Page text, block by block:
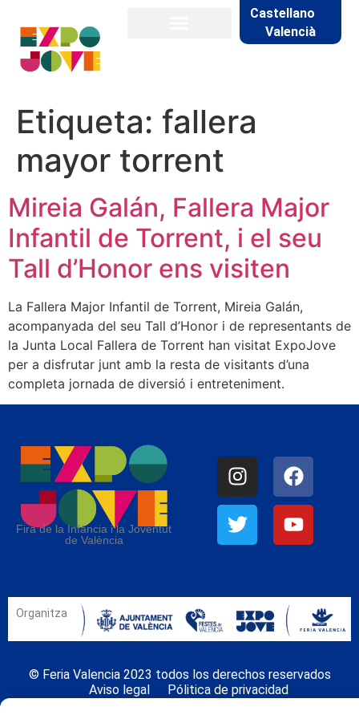
Castellano
Valencià
Etiqueta: fallera
mayor torrent
Mireia Galán, Fallera Major
Infantil de Torrent, i el seu
Tall d’Honor ens visiten
La Fallera Major Infantil de Torrent, Mireia Galán,
acompanyada del seu Tall d’Honor i de representants de
la Junta Local Fallera de Torrent han visitat ExpoJove
per a disfrutar junt amb la resta de visitants d’una
completa jornada de diversió i entreteniment.
Fira de la Infància i la Joventut
de València
Organitza
© Feria Valencia 2023 todos los derechos reservados
Aviso legal
Pólitica de privacidad